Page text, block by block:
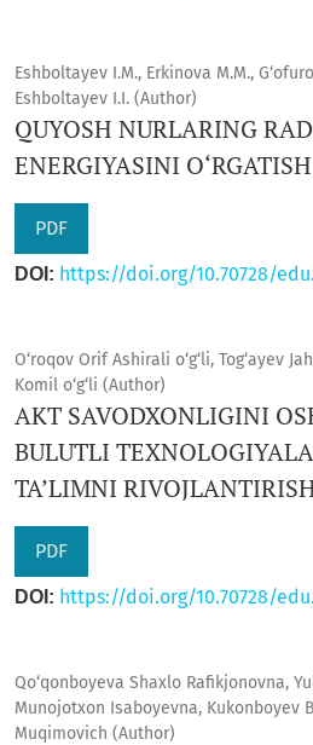
Eshboltayev I.M., Erkinova M.M.,
Eshboltayev I.I. (Author)
QUYOSH NURLARING
ENERGIYASINI
PDF
DOI: https://doi.org/10.70728/
O‘roqov Orif Ashirali o‘g‘li, Tog‘ayev
Komil o‘g‘li (Author)
AKT SAVODXONLIGINI
BULUTLI
TA’LIMNI
PDF
DOI: https://doi.org/10.70728/
Qo‘qonboyeva Shaxlo Rafikjonovna,
Munojotxon Isaboyevna, Kukonboyev
Muqimovich (Author)